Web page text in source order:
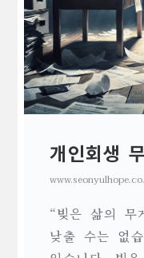
개인회생
“빚은 삶의 무
낮출 수는 없